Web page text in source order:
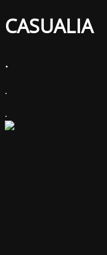
CASUALIA
.
.
.